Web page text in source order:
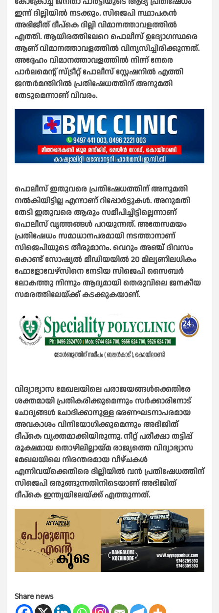
ഇന്ന് ദില്ലിയിൽ നടക്കും. സിജെപി സ്ഥാപകൻ
അഭിജീത് ദീപ്കെ ദില്ലി വിമാനത്താവളത്തിൽ
എത്തി. ആയിരത്തിലേറെ പൊലീസ് ഉദ്യോഗസ്ഥരെ
ആണ് വിമാനത്താവളത്തിൽ വിന്യസിച്ചിരിക്കുന്നത്.
അദ്ദേഹം വിമാനത്താവളത്തില്‍ നിന്ന് നേരെ
പാര്‍ലമെന്റ് സ്ട്രീറ്റ് പോലീസ് സ്റ്റേഷനില്‍ എത്തി
ജന്തര്‍മന്തിറില്‍ പ്രതിഷേധത്തിന് അനുമതി
തേടുമെന്നാണ് വിവരം.
പൊലീസ് ഇതുവരെ പ്രതിഷേധത്തിന് അനുമതി
നല്‍കിയിട്ടില്ല എന്നാണ് റിപ്പോർട്ടുകൾ. അനുമതി
തേടി ഇതുവരെ ആരും സമീപിച്ചിട്ടില്ലെന്നാണ്
പൊലീസ് വൃത്തങ്ങള്‍ പറയുന്നത്. അതേസമയം
പ്രതിഷേധം സമാധാനപരമായി നടത്താനാണ്
സിജെപിയുടെ തീരുമാനം.വെറും അഞ്ച് ദിവസം
കൊണ്ട് സോഷ്യൽ മീഡിയയിൽ 20 മില്യണിലധികം
ഫോളോവേഴ്സിനെ നേടിയ സിജെപി സൈബർ
ലോകത്തു നിന്നും ആദ്യമായി തെരുവിലെ ജനകീയ
സമരത്തിലേയ്ക്ക് കടക്കുകയാണ്.
വിദ്യാഭ്യാസ മേഖലയിലെ പരാജയങ്ങൾക്കെതിരേ
ശക്തമായി പ്രതികരിക്കുമെന്നും സർക്കാരിനോട്
ചോദ്യങ്ങൾ ചോദിക്കാനുള്ള ഭരണഘടനാപരമായ
അവകാശം വിനിയോഗിക്കുമെന്നും അഭിജിത്
ദീപ്കെ വ്യക്തമാക്കിയിരുന്നു.നീറ്റ് പരീക്ഷാ തട്ടിപ്പ്
രൂക്ഷമായ തൊഴിലില്ലായ്മ രാജ്യത്തെ വിദ്യാഭ്യാസ
മേഖലയിലെ നിരന്തരമായ വീഴ്ചകൾ
എന്നിവയ്ക്കെതിരെ ദില്ലിയിൽ വൻ പ്രതിഷേധത്തിന്
സിജെപി ഒരുങ്ങുന്നതിനിടെയാണ് അഭിജിത്
ദീപ്കെ ഇന്ത്യയിലേയ്ക്ക് എത്തുന്നത്.
Share news